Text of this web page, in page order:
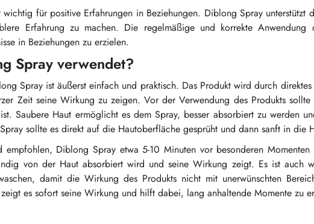
wichtig für positive Erfahrungen in Beziehungen. Diblong Spray unterstützt
Erfahrung zu machen. Die regelmäßige und korrekte
in Beziehungen zu erzielen.
Spray verwendet?
Spray ist äußerst einfach und praktisch. Das Produkt wird durch
Zeit seine Wirkung zu zeigen. Vor der Verwendung des Produkts
Saubere Haut ermöglicht es dem Spray, besser absorbiert zu werden
sollte es direkt auf die Hautoberfläche gesprüht und dann sanft in die
empfohlen, Diblong Spray etwa 5-10 Minuten vor besonderen
von der Haut absorbiert wird und seine Wirkung zeigt. Es ist auch
damit die Wirkung des Produkts nicht mit unerwünschten
es sofort seine Wirkung und hilft dabei, lang anhaltende Momente zu